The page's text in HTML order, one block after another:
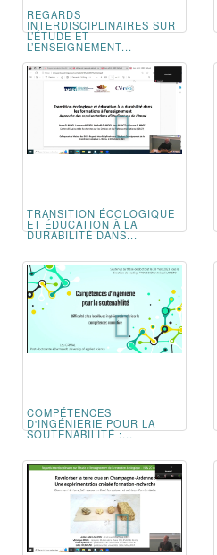
REGARDS
INTERDISCIPLINAIRES SUR
L’ÉTUDE ET
L’ENSEIGNEMENT...
TRANSITION ÉCOLOGIQUE
ET ÉDUCATION À LA
DURABILITÉ DANS...
COMPÉTENCES
D'INGÉNIERIE POUR LA
SOUTENABILITÉ :...